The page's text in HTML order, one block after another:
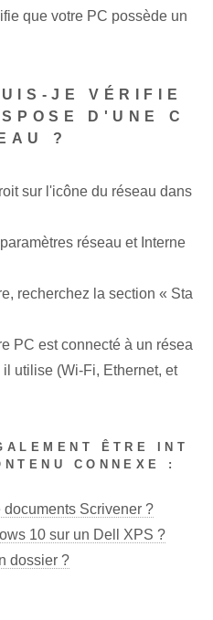
que votre PC possède un
JE VÉRIFIE
D'UNE C
?
sur l'icône du réseau dans
réseau et Interne
recherchez la section « Sta
PC est connecté à un résea
utilise (Wi-Fi, Ethernet, et
ÊTRE INT
CONNEXE :
Scrivener ?
10 sur un Dell XPS ?
dossier ?